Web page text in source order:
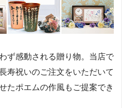
ず感動される贈り物。当店で
寿祝いのご注文をいただいて
たポエムの作風もご提案でき